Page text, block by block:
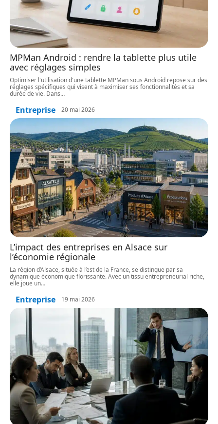
MPMan Android : rendre la tablette plus utile
avec réglages simples
Optimiser l'utilisation d'une tablette MPMan sous Android repose sur des
réglages spécifiques qui visent à maximiser ses fonctionnalités et sa
durée de vie. Dans…
Entreprise 20 mai 2026
L’impact des entreprises en Alsace sur
l’économie régionale
La région d’Alsace, située à l’est de la France, se distingue par sa
dynamique économique florissante. Avec un tissu entrepreneurial riche,
elle joue un…
Entreprise 19 mai 2026